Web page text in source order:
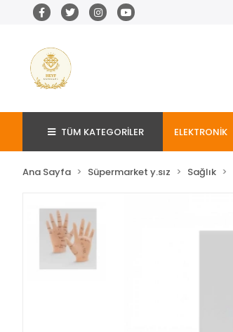
TÜM KATEGORİLER ELEKTRONİK
Ana Sayfa Süpermarket y.sız Sağlık